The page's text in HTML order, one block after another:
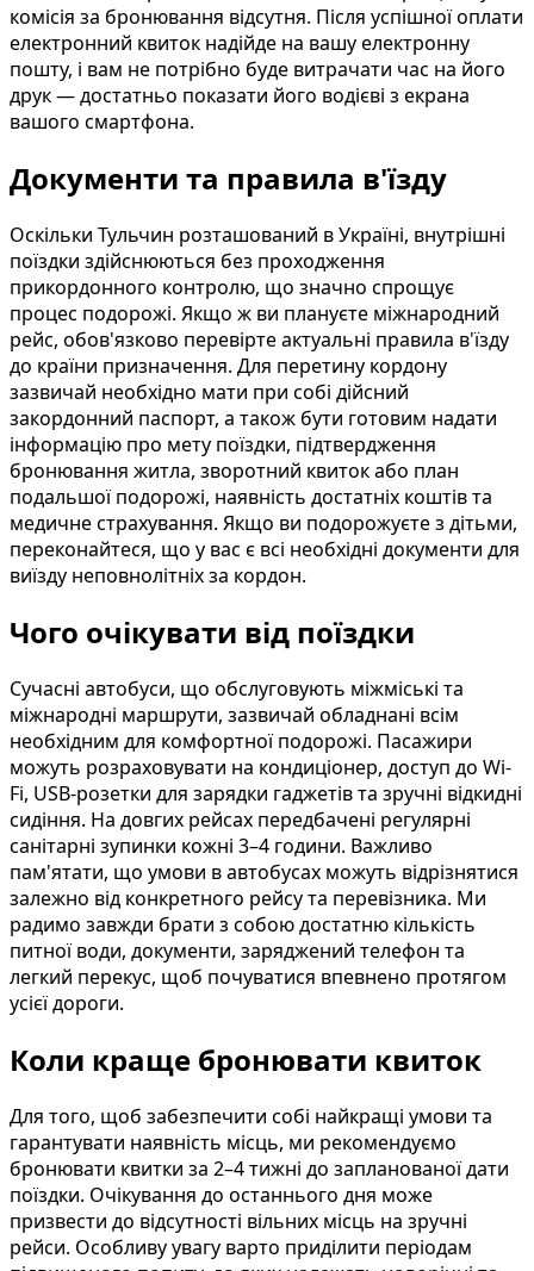
комісія за бронювання відсутня. Після успішної оплати
електронний квиток надійде на вашу електронну
пошту, і вам не потрібно буде витрачати час на його
друк — достатньо показати його водієві з екрана
вашого смартфона.
Документи та правила в'їзду
Оскільки Тульчин розташований в Україні, внутрішні
поїздки здійснюються без проходження
прикордонного контролю, що значно спрощує
процес подорожі. Якщо ж ви плануєте міжнародний
рейс, обов'язково перевірте актуальні правила в'їзду
до країни призначення. Для перетину кордону
зазвичай необхідно мати при собі дійсний
закордонний паспорт, а також бути готовим надати
інформацію про мету поїздки, підтвердження
бронювання житла, зворотний квиток або план
подальшої подорожі, наявність достатніх коштів та
медичне страхування. Якщо ви подорожуєте з дітьми,
переконайтеся, що у вас є всі необхідні документи для
виїзду неповнолітніх за кордон.
Чого очікувати від поїздки
Сучасні автобуси, що обслуговують міжміські та
міжнародні маршрути, зазвичай обладнані всім
необхідним для комфортної подорожі. Пасажири
можуть розраховувати на кондиціонер, доступ до Wi-
Fi, USB-розетки для зарядки гаджетів та зручні відкидні
сидіння. На довгих рейсах передбачені регулярні
санітарні зупинки кожні 3–4 години. Важливо
пам'ятати, що умови в автобусах можуть відрізнятися
залежно від конкретного рейсу та перевізника. Ми
радимо завжди брати з собою достатню кількість
питної води, документи, заряджений телефон та
легкий перекус, щоб почуватися впевнено протягом
усієї дороги.
Коли краще бронювати квиток
Для того, щоб забезпечити собі найкращі умови та
гарантувати наявність місць, ми рекомендуємо
бронювати квитки за 2–4 тижні до запланованої дати
поїздки. Очікування до останнього дня може
призвести до відсутності вільних місць на зручні
рейси. Особливу увагу варто приділити періодам